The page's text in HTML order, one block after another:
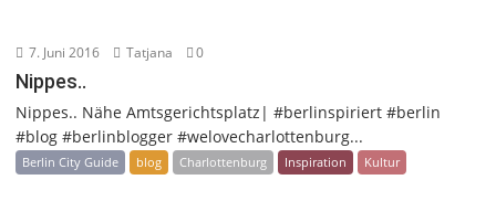
7. Juni 2016 Tatjana 0
Nippes..
Nippes.. Nähe Amtsgerichtsplatz| #berlinspiriert #berlin
#blog #berlinblogger #welovecharlottenburg...
Berlin City Guide blog Charlottenburg Inspiration Kultur